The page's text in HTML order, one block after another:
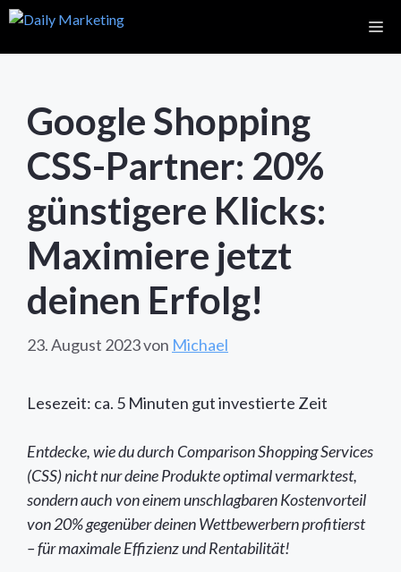
Zum
springen
Google Shopping
CSS-Partner: 20%
günstigere Klicks:
Maximiere jetzt
deinen Erfolg!
23. August 2023von Michael
Lesezeit: ca. 5 Minuten gut investierte Zeit
Entdecke, wie du durch Comparison Shopping Services
(CSS) nicht nur deine Produkte optimal vermarktest,
sondern auch von einem unschlagbaren Kostenvorteil
von 20% gegenüber deinen Wettbewerbern profitierst
– für maximale Effizienz und Rentabilität!